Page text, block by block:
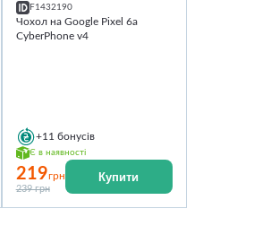
F1432190
Чохол на Google Pixel 6a
CyberPhone v4
+11 бонусів
Є в наявності
219грн
239 грн
Купити